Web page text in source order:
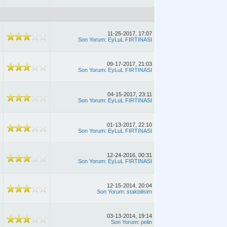
11-25-2017, 17:07
Son Yorum: EyLuL FIRTINASI
09-17-2017, 21:03
Son Yorum: EyLuL FIRTINASI
04-15-2017, 23:11
Son Yorum: EyLuL FIRTINASI
01-13-2017, 22:10
Son Yorum: EyLuL FIRTINASI
12-24-2016, 00:31
Son Yorum: EyLuL FIRTINASI
12-15-2014, 20:04
Son Yorum: stakbilisim
03-13-2014, 19:14
Son Yorum: pelin